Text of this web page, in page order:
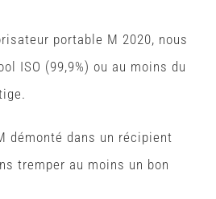
portable M 2020, nous
ISO (99,9%) ou au moins du
démonté dans un récipient
tremper au moins un bon